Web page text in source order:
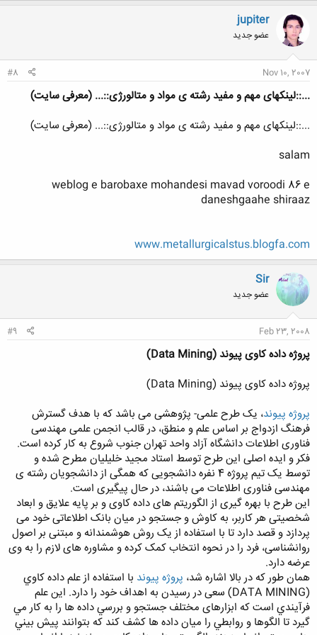
jupiter
عضو جدید
Nov 10, 2007
#8
...::لینکهای مهم و مفید رشته ی مواد و متالورژی::... (معرفی سایت)
...::لینکهای مهم و مفید رشته ی مواد و متالورژی::... (معرفی سایت)
salam
weblog e barobaxe mohandesi mavad voroodi 86 e
daneshgaahe shiraaz
www.metallurgicalstus.blogfa.com
Sir
عضو جدید
Feb 23, 2008
#9
پروژه داده کاوی پیوند (Data Mining)
پروژه داده کاوی پیوند (Data Mining)
پروژه پیوند، یک طرح علمی- پژوهشی می باشد که با هدف گسترش
فرهنگ ازدواج بر اساس علم و منطق، در قالب انجمن علمی مهندسی
فناوری اطلاعات دانشگاه آزاد واحد تهران جنوب شروع به کار کرده است.
فکر و ایده اصلی این طرح توسط استاد مجید خلیلیان مطرح شده و
توسط یک تیم پروژه 4 نفره دانشجویی که همگی از دانشجویان رشته ی
مهندسی فناوری اطلاعات می باشند، در حال پیگیری است.
این طرح با بهره گیری از الگوریتم های داده کاوی و بر پایه علایق و ابعاد
شخصیتی هر کاربر، به کاوش و جستجو در میان بانک اطلاعاتی خود می
پردازد و قصد دارد تا با استفاده از یک روش هوشمندانه و مبتنی بر اصول
روانشناسی، فرد را در نحوه انتخاب کمک کرده و مشاوره های لازم را به وی
عرضه دارد.
همان طور که در بالا اشاره شد، پروژه پیوند با استفاده از علم داده كاوي
(DATA MINING) سعی در رسیدن به اهداف خود را دارد. این علم
فرآيندي است كه ابزارهای مختلف جستجو و بررسي داده ها را به كار مي
گيرد تا الگوها و روابطي را ميان داده ها كشف كند كه بتوانند پيش بيني